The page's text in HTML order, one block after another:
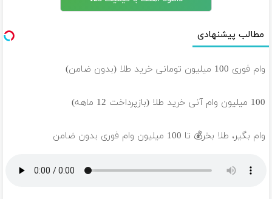
مطالب پیشنهادی
وام فوری 100 میلیون تومانی خرید طلا (بدون ضامن)
100 میلیون وام آنی خرید طلا (بازپرداخت 12 ماهه)
وام بگیر، طلا بخر💰 تا 100 میلیون وام فوری بدون ضامن